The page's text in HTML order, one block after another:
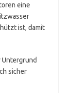
eine
ist, damit
Untergrund
sicher